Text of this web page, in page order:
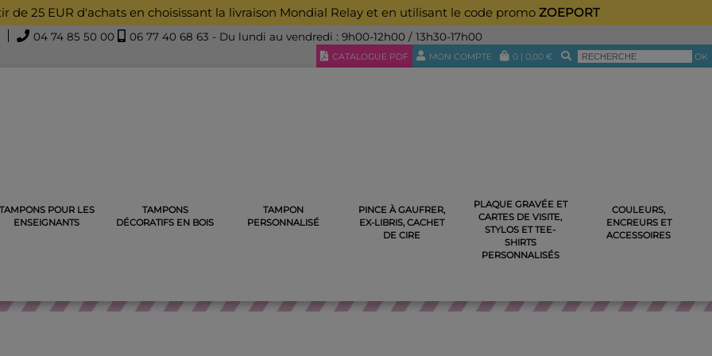
de 25 EUR d'achats en choisissant la livraison Mondial Relay et en utilisant le code promo ZOEPORT
04 74 85 50 00 06 77 40 68 63 - Du lundi au vendredi : 9h00-12h00 / 13h30-17h00
CATALOGUE PDF MON COMPTE 0 | 0,00 € OK
POUR LES
ENSEIGNANTS
TAMPONS
DÉCORATIFS EN BOIS
TAMPON
PERSONNALISÉ
PINCE À GAUFRER,
EX-LIBRIS, CACHET
DE CIRE
PLAQUE GRAVÉE ET
CARTES DE VISITE,
STYLOS ET TEE-
SHIRTS
PERSONNALISÉS
COULEURS,
ENCREURS ET
ACCESSOIRES
DES PARENTS TAMPON SIGNATURE DES PARENTS RECTANGULAIRE EN BOIS